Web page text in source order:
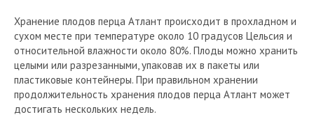
Хранение плодов перца Атлант происходит в прохладном и
сухом месте при температуре около 10 градусов Цельсия и
относительной влажности около 80%. Плоды можно хранить
целыми или разрезанными, упаковав их в пакеты или
пластиковые контейнеры. При правильном хранении
продолжительность хранения плодов перца Атлант может
достигать нескольких недель.